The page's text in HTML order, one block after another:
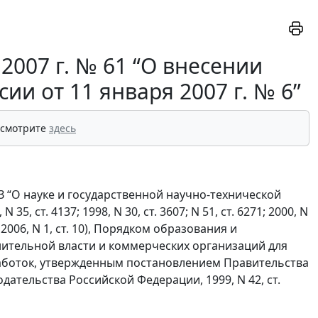
г. № 61 “О внесении
от 11 января 2007 г. № 6”
здесь
науке и государственной научно-технической
ст. 4137; 1998, N 30, ст. 3607; N 51, ст. 6271; 2000, N
2006, N 1, ст. 10), Порядком образования и
власти и коммерческих организаций для
утвержденным постановлением Правительства
Российской Федерации, 1999, N 42, ст.